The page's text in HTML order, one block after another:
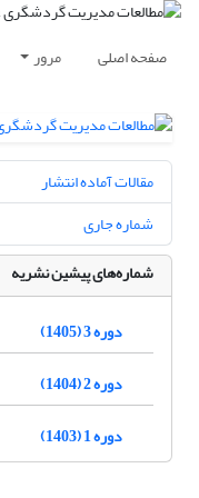
صفحه اصلی مرور
مقالات آماده انتشار
شماره جاری
شماره‌های پیشین نشریه
دوره 3 (1405)
دوره 2 (1404)
دوره 1 (1403)